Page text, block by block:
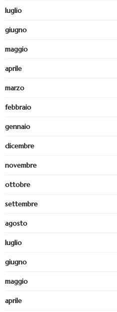
luglio
giugno
maggio
aprile
marzo
febbraio
gennaio
dicembre
novembre
ottobre
settembre
agosto
luglio
giugno
maggio
aprile